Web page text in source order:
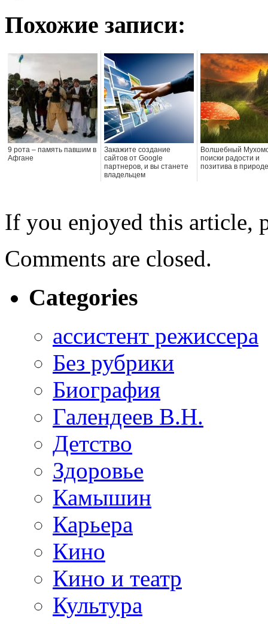
Похожие записи:
9 рота – память павшим в
Афгане
Закажите создание
сайтов от Google
партнеров, и вы станете
владельцем
Волшебный
поиски радости и
позитива в природе
If you enjoyed this article,
Comments are closed.
Categories
ассистент режиссера
Без рубрики
Биография
Галендеев В.Н.
Детство
Здоровье
Камышин
Карьера
Кино
Кино и театр
Культура